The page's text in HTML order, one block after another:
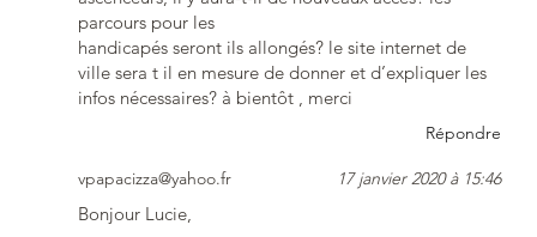
parcours pour les
handicapés seront ils allongés? le site internet de
ville sera t il en mesure de donner et d’expliquer les
infos nécessaires? à bientôt , merci
Répondre
vpapacizza@yahoo.fr 17 janvier 2020 à 15:46
Bonjour Lucie,